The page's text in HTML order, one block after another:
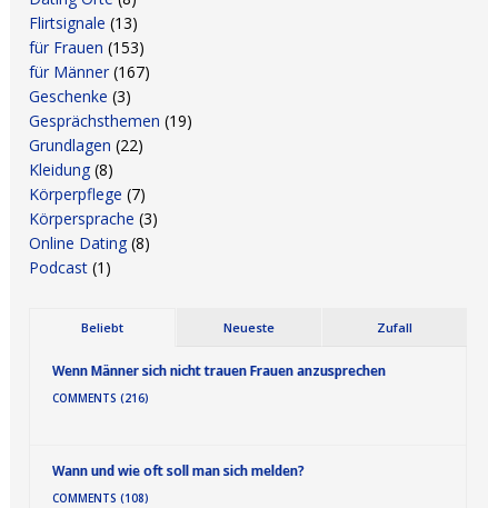
Flirtsignale (13)
für Frauen (153)
für Männer (167)
Geschenke (3)
Gesprächsthemen (19)
Grundlagen (22)
Kleidung (8)
Körperpflege (7)
Körpersprache (3)
Online Dating (8)
Podcast (1)
Beliebt Neueste Zufall
Wenn Männer sich nicht trauen Frauen anzusprechen
COMMENTS (216)
Wann und wie oft soll man sich melden?
COMMENTS (108)